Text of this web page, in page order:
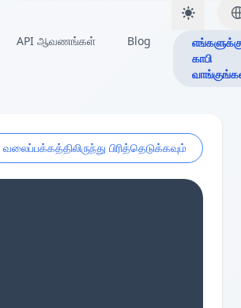
API ஆவணங்கள் Blog
காபி
வலைப்பக்கத்திலிருந்து பிரித்தெடுக்கவும்